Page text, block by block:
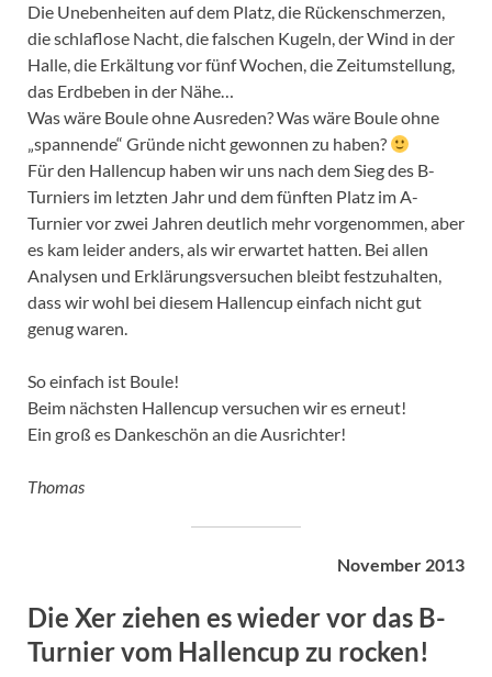
Die Unebenheiten auf dem Platz, die Rückenschmerzen,
die schlaflose Nacht, die falschen Kugeln, der Wind in der
Halle, die Erkältung vor fünf Wochen, die Zeitumstellung,
das Erdbeben in der Nähe…
Was wäre Boule ohne Ausreden? Was wäre Boule ohne
„spannende“ Gründe nicht gewonnen zu haben?
Für den Hallencup haben wir uns nach dem Sieg des B-
Turniers im letzten Jahr und dem fünften Platz im A-
Turnier vor zwei Jahren deutlich mehr vorgenommen, aber
es kam leider anders, als wir erwartet hatten. Bei allen
Analysen und Erklärungsversuchen bleibt festzuhalten,
dass wir wohl bei diesem Hallencup einfach nicht gut
genug waren.
So einfach ist Boule!
Beim nächsten Hallencup versuchen wir es erneut!
Ein groß es Dankeschön an die Ausrichter!
Thomas
November 2013
Die Xer ziehen es wieder vor das B-
Turnier vom Hallencup zu rocken!